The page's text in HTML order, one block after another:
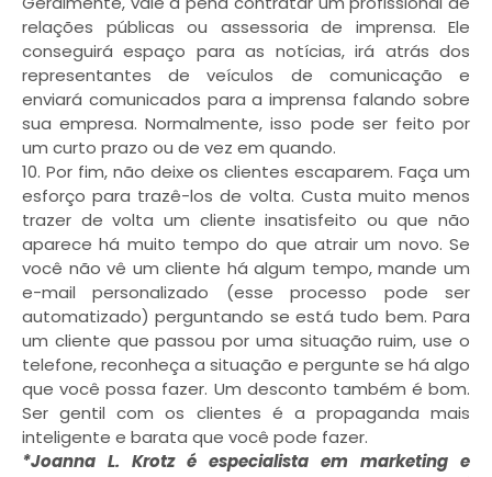
relações públicas ou assessoria de imprensa. Ele
conseguirá espaço para as notícias, irá atrás dos
representantes de veículos de comunicação e
enviará comunicados para a imprensa falando sobre
sua empresa. Normalmente, isso pode ser feito por
um curto prazo ou de vez em quando.
10. Por fim, não deixe os clientes escaparem. Faça um
esforço para trazê-los de volta. Custa muito menos
trazer de volta um cliente insatisfeito ou que não
aparece há muito tempo do que atrair um novo. Se
você não vê um cliente há algum tempo, mande um
e-mail personalizado (esse processo pode ser
automatizado) perguntando se está tudo bem. Para
um cliente que passou por uma situação ruim, use o
telefone, reconheça a situação e pergunte se há algo
que você possa fazer. Um desconto também é bom.
Ser gentil com os clientes é a propaganda mais
inteligente e barata que você pode fazer.
*Joanna L. Krotz é especialista em marketing e